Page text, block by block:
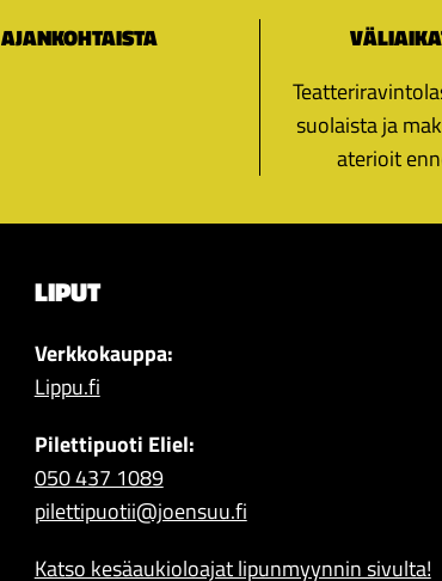
AJANKOHTAISTA
suolaista ja
aterioit
LIPUT
Verkkokauppa:
Lippu.fi
Pilettipuoti Eliel:
050 437 1089
pilettipuotii@joensuu.fi
Katso kesäaukioloajat lipunmyynnin sivulta!